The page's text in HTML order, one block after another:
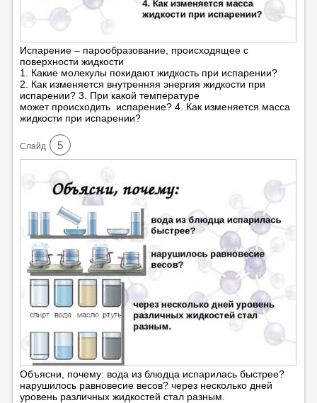
Испарение – парообразование, происходящее с
поверхности жидкости
1. Какие молекулы покидают жидкость при испарении?
2. Как изменяется внутренняя энергия жидкости при
испарении? 3. При какой температуре
может происходить испарение? 4. Как изменяется масса
жидкости при испарении?
Cлайд 5
Объясни, почему: вода из блюдца испарилась быстрее?
нарушилось равновесие весов? через несколько дней
уровень различных жидкостей стал разным.